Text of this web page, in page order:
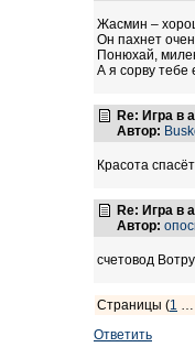
Жасмин –
Он пахнет
Понюхай,
А я сорву тебе
Re: Игра в
Автор:
Красота
Re: Игра в
Автор:
счетовод
Страницы (1 …
Ответить